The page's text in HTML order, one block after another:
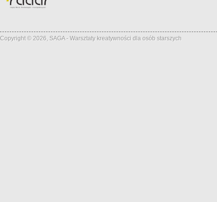
Copyright © 2026, SAGA - Warsztaty kreatywności dla osób starszych